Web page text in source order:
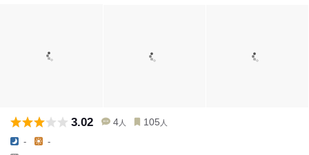
3.02 4 人 105 人
- -